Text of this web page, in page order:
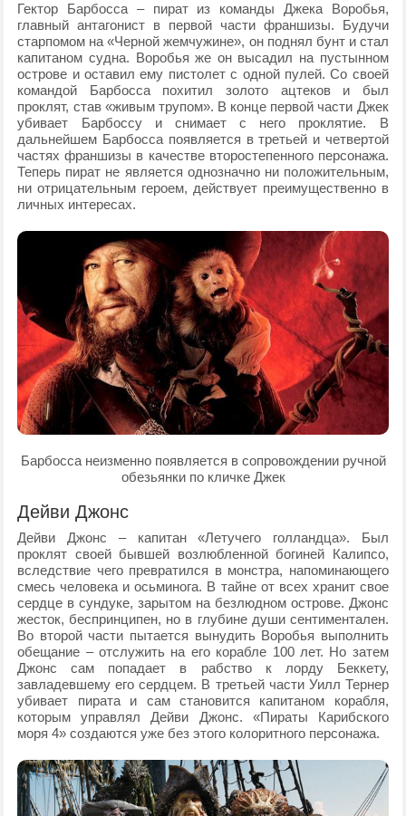
Гектор Барбосса – пират из команды Джека Воробья,
главный антагонист в первой части франшизы. Будучи
старпомом на «Черной жемчужине», он поднял бунт и стал
капитаном судна. Воробья же он высадил на пустынном
острове и оставил ему пистолет с одной пулей. Со своей
командой Барбосса похитил золото ацтеков и был
проклят, став «живым трупом». В конце первой части Джек
убивает Барбоссу и снимает с него проклятие. В
дальнейшем Барбосса появляется в третьей и четвертой
частях франшизы в качестве второстепенного персонажа.
Теперь пират не является однозначно ни положительным,
ни отрицательным героем, действует преимущественно в
личных интересах.
Барбосса неизменно появляется в сопровождении ручной
обезьянки по кличке Джек
Дейви Джонс
Дейви Джонс – капитан «Летучего голландца». Был
проклят своей бывшей возлюбленной богиней Калипсо,
вследствие чего превратился в монстра, напоминающего
смесь человека и осьминога. В тайне от всех хранит свое
сердце в сундуке, зарытом на безлюдном острове. Джонс
жесток, беспринципен, но в глубине души сентиментален.
Во второй части пытается вынудить Воробья выполнить
обещание – отслужить на его корабле 100 лет. Но затем
Джонс сам попадает в рабство к лорду Беккету,
завладевшему его сердцем. В третьей части Уилл Тернер
убивает пирата и сам становится капитаном корабля,
которым управлял Дейви Джонс. «Пираты Карибского
моря 4» создаются уже без этого колоритного персонажа.